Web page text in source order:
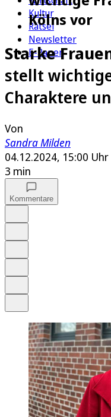
Kultur
Rätsel
Newsletter
E-Paper
Kölns vor
Starke
stellt
Charaktere
Von
Sandra Milden
04.12.2024, 15:00 Uhr
3 min
Kommentare